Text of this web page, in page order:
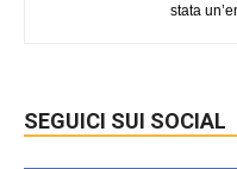
stata
SEGUICI SUI SOCIAL